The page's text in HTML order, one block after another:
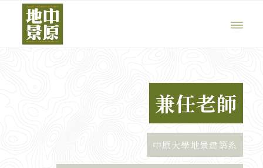
兼任老師
中原大學地景建築系